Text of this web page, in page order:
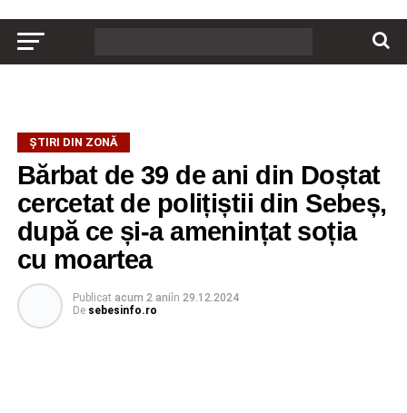
ȘTIRI DIN ZONĂ
Bărbat de 39 de ani din Doștat
cercetat de polițiștii din Sebeș,
după ce și-a amenințat soția
cu moartea
Publicat acum 2 aniîn 29.12.2024
De sebesinfo.ro